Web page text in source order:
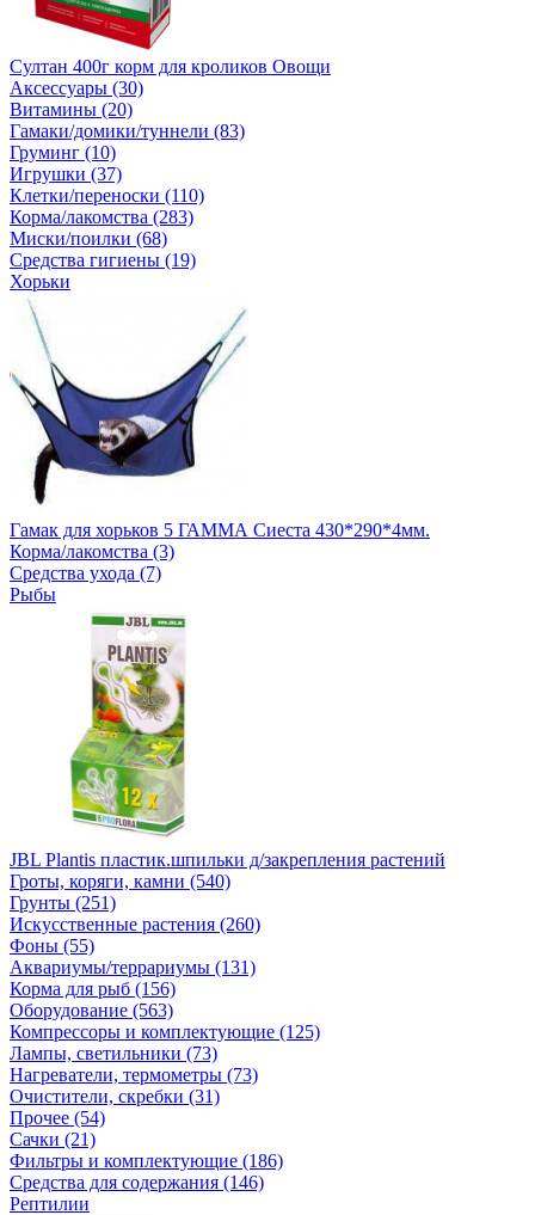
Султан 400г корм для кроликов Овощи
Аксессуары (30)
Витамины (20)
Гамаки/домики/туннели (83)
Груминг (10)
Игрушки (37)
Клетки/переноски (110)
Корма/лакомства (283)
Миски/поилки (68)
Средства гигиены (19)
Хорьки
Гамак для хорьков 5 ГАММА Сиеста 430*290*4мм.
Корма/лакомства (3)
Средства ухода (7)
Рыбы
JBL Plantis пластик.шпильки д/закрепления растений
Гроты, коряги, камни (540)
Грунты (251)
Искусственные растения (260)
Фоны (55)
Аквариумы/террариумы (131)
Корма для рыб (156)
Оборудование (563)
Компрессоры и комплектующие (125)
Лампы, светильники (73)
Нагреватели, термометры (73)
Очистители, скребки (31)
Прочее (54)
Сачки (21)
Фильтры и комплектующие (186)
Средства для содержания (146)
Рептилии